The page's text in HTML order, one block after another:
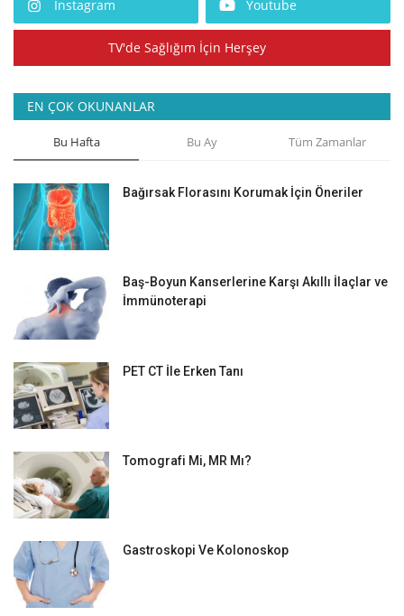
Instagram Youtube
TV'de Sağlığım İçin Herşey
EN ÇOK OKUNANLAR
Bu Hafta Bu Ay Tüm Zamanlar
Bağırsak Florasını Korumak İçin Öneriler
Baş-Boyun Kanserlerine Karşı Akıllı İlaçlar ve
İmmünoterapi
PET CT İle Erken Tanı
Tomografi Mi, MR Mı?
Gastroskopi Ve Kolonoskop